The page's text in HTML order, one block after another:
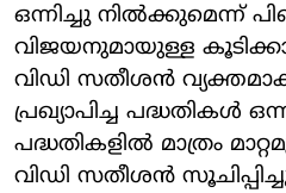
ഒന്നിച്ചു നില്‍ക്കുമെന്ന്
വിജയനുമായുള്ള
വിഡി സതീശന്‍
പ്രഖ്യാപിച്ച പദ്ധതികള്‍
പദ്ധതികളില്‍ മാത്രം
വിഡി സതീശന്‍